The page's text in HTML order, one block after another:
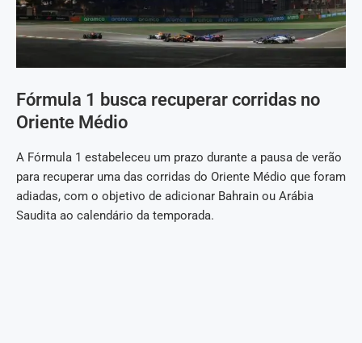
Fórmula 1 busca recuperar corridas no
Oriente Médio
A Fórmula 1 estabeleceu um prazo durante a pausa de verão
para recuperar uma das corridas do Oriente Médio que foram
adiadas, com o objetivo de adicionar Bahrain ou Arábia
Saudita ao calendário da temporada.